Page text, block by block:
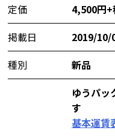
定価
4,500円+
掲載日
2019/10/
種別
新品
ゆうパッ
す
基本運賃